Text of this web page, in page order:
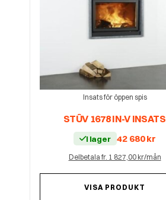
Insats för öppen spis
STÛV 1678 IN-V INSATS
I lager 42 680kr
Delbetala fr. 1 827,00 kr/mån
VISA PRODUKT